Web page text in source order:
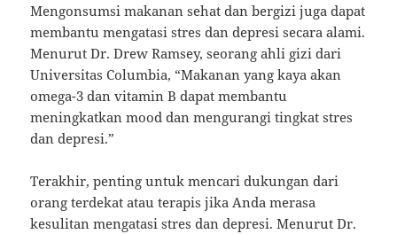
Mengonsumsi makanan sehat dan bergizi juga dapat
membantu mengatasi stres dan depresi secara alami.
Menurut Dr. Drew Ramsey, seorang ahli gizi dari
Universitas Columbia, “Makanan yang kaya akan
omega-3 dan vitamin B dapat membantu
meningkatkan mood dan mengurangi tingkat stres
dan depresi.”
Terakhir, penting untuk mencari dukungan dari
orang terdekat atau terapis jika Anda merasa
kesulitan mengatasi stres dan depresi. Menurut Dr.